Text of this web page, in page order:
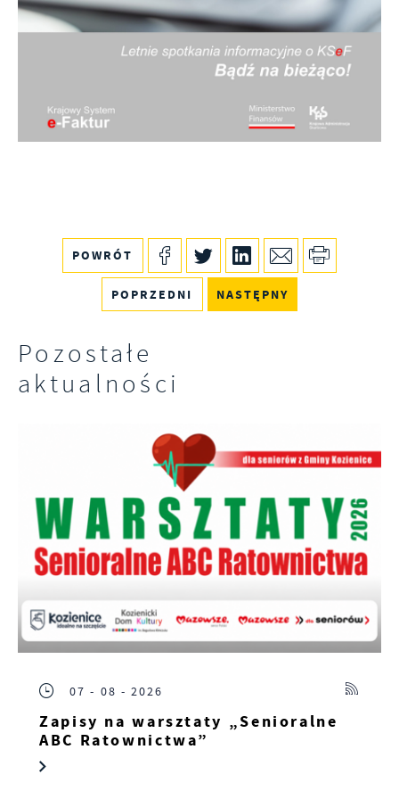
POWRÓT
POPRZEDNI NASTĘPNY
Pozostałe
aktualności
07 - 08 - 2026
Zapisy na warsztaty „Senioralne
ABC Ratownictwa”